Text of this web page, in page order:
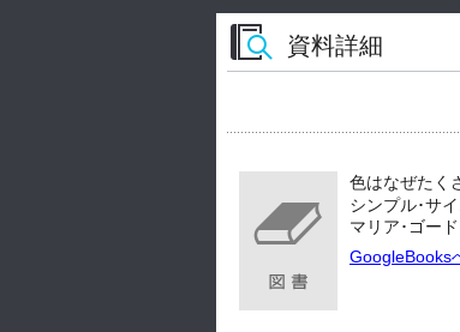
資料詳細
色はなぜたく
シンプル･サ
マリア･ゴー
GoogleBooks